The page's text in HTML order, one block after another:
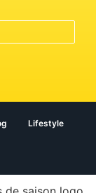
Lifestyle